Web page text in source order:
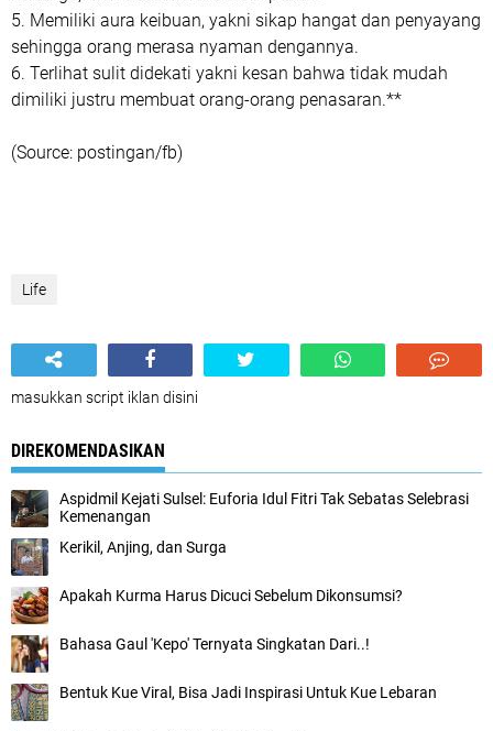
5. Memiliki aura keibuan, yakni sikap hangat dan penyayang
sehingga orang merasa nyaman dengannya.
6. Terlihat sulit didekati yakni kesan bahwa tidak mudah
dimiliki justru membuat orang-orang penasaran.**
(Source: postingan/fb)
Life
masukkan script iklan disini
DIREKOMENDASIKAN
Aspidmil Kejati Sulsel: Euforia Idul Fitri Tak Sebatas Selebrasi
Kemenangan
Kerikil, Anjing, dan Surga
Apakah Kurma Harus Dicuci Sebelum Dikonsumsi?
Bahasa Gaul 'Kepo' Ternyata Singkatan Dari..!
Bentuk Kue Viral, Bisa Jadi Inspirasi Untuk Kue Lebaran